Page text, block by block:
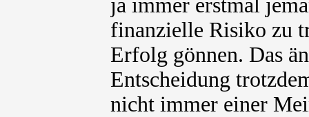
ja immer erstmal
finanzielle Risiko zu
Erfolg gönnen. Das
Entscheidung
nicht immer einer